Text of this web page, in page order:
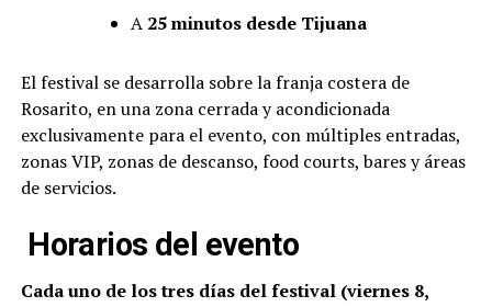
A 25 minutos desde Tijuana
El festival se desarrolla sobre la franja costera de
Rosarito, en una zona cerrada y acondicionada
exclusivamente para el evento, con múltiples entradas,
zonas VIP, zonas de descanso, food courts, bares y áreas
de servicios.
Horarios del evento
Cada uno de los tres días del festival (viernes 8,